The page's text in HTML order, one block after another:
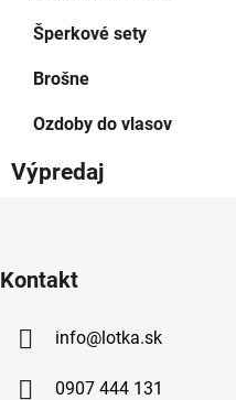
Šperkové sety
Brošne
Ozdoby do vlasov
Výpredaj
Kontakt
info@lotka.sk
0907 444 131